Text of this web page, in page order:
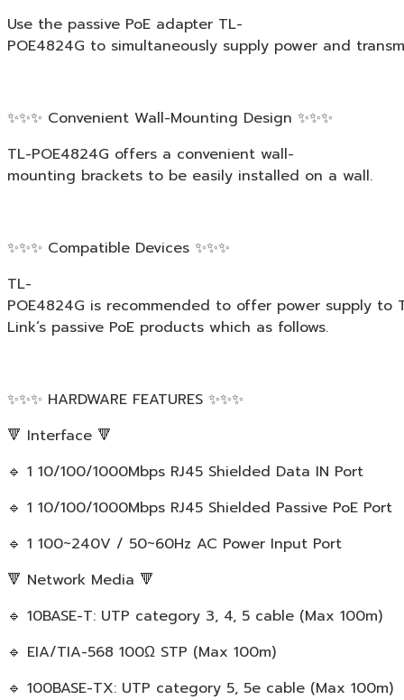
Use the passive PoE adapter TL-
POE4824G to simultaneously supply power and
✨✨✨ Convenient Wall-Mounting Design ✨✨✨
TL-POE4824G offers a convenient wall-
mounting brackets to be easily installed on a wall.
✨✨✨ Compatible Devices ✨✨✨
TL-
POE4824G is recommended to offer power supply to
Link’s passive PoE products which as follows.
✨✨✨ HARDWARE FEATURES ✨✨✨
🔻 Interface 🔻
🔹 1 10/100/1000Mbps RJ45 Shielded Data IN Port
🔹 1 10/100/1000Mbps RJ45 Shielded Passive PoE Port
🔹 1 100~240V / 50~60Hz AC Power Input Port
🔻 Network Media 🔻
🔹 10BASE-T: UTP category 3, 4, 5 cable (Max 100m)
🔹 EIA/TIA-568 100Ω STP (Max 100m)
🔹 100BASE-TX: UTP category 5, 5e cable (Max 100m)